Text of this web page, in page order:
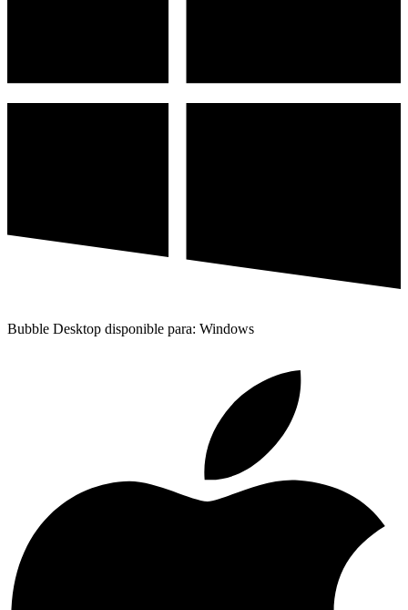
Bubble Desktop disponible para: Windows